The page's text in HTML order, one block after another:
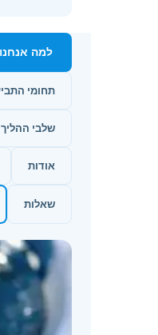
למה אנחנו
תחומי
שלבי ההליך
אודות
שאלות